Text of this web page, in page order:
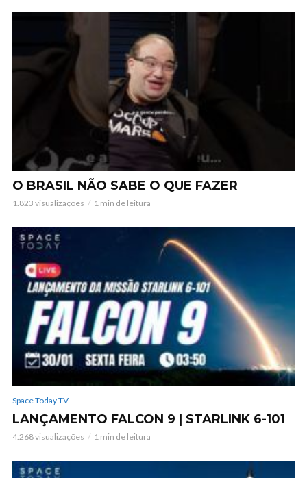
O BRASIL NÃO SABE O QUE FAZER
1.823 visualizações 1 min de leitura
Space Today TV
LANÇAMENTO FALCON 9 | STARLINK 6-101
4.268 visualizações 1 min de leitura